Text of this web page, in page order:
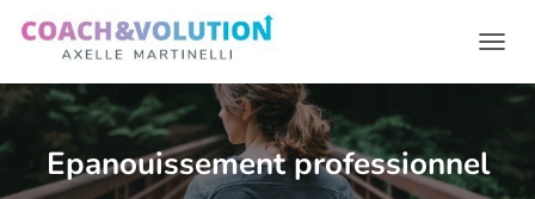
Epanouissement professionnel